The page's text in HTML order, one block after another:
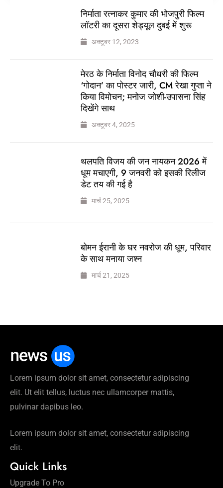
निर्माता रत्नाकर कुमार की भोजपुरी फिल्म
लॉटरी का दूसरा शेड्यूल दुबई में शुरू
अक्टूबर 12, 2023
मेरठ के निर्माता विनोद चौधरी की फिल्म
‘गोदान’ का पोस्टर जारी, CM रेखा गुप्ता ने
किया विमोचन; मनोज जोशी-उपासना सिंह
दिखेंगे साथ
अक्टूबर 4, 2025
थलपति विजय की जन नायकन 2026 में
धूम मचाएगी, 9 जनवरी को इसकी रिलीज
डेट तय की गई है
मार्च 25, 2025
बोमन ईरानी के घर नवरोज की धूम, परिवार
के साथ मनाया जश्न
मार्च 21, 2025
Lorem ipsum dolor sit amet, consectetur adipiscing
elit. Ut elit tellus, luctus nec ullamcorper mattis,
pulvinar dapibus leo.
Lorem ipsum dolor sit amet, consectetur adipiscing
elit.
Quick Links
Upgrade To Pro